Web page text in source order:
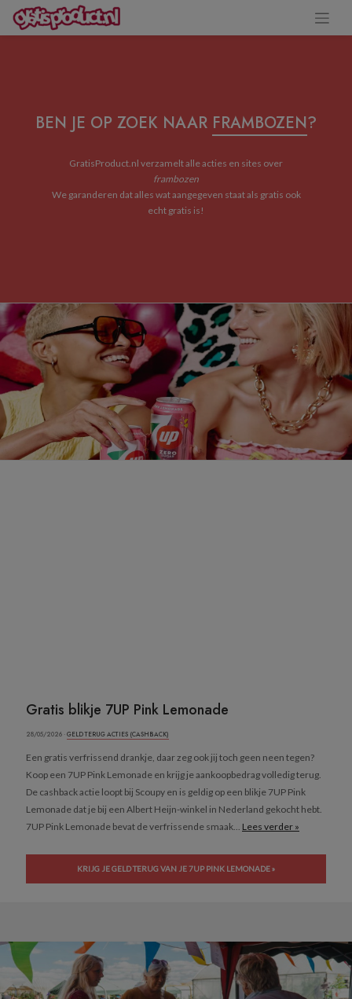
BEN JE OP ZOEK NAAR FRAMBOZEN?
GratisProduct.nl verzamelt alle acties en sites over
frambozen
We garanderen dat alles wat aangegeven staat als gratis ook
echt gratis is!
Gratis blikje 7UP Pink Lemonade
28/05/2026 ·GELD TERUG ACTIES (CASHBACK)
Een gratis verfrissend drankje, daar zeg ook jij toch geen neen tegen?
Koop een 7UP Pink Lemonade en krijg je aankoopbedrag volledig terug.
De cashback actie loopt bij Scoupy en is geldig op een blikje 7UP Pink
Lemonade dat je bij een Albert Heijn-winkel in Nederland gekocht hebt.
7UP Pink Lemonade bevat de verfrissende smaak... Lees verder »
KRIJG JE GELD TERUG VAN JE 7UP PINK LEMONADE »